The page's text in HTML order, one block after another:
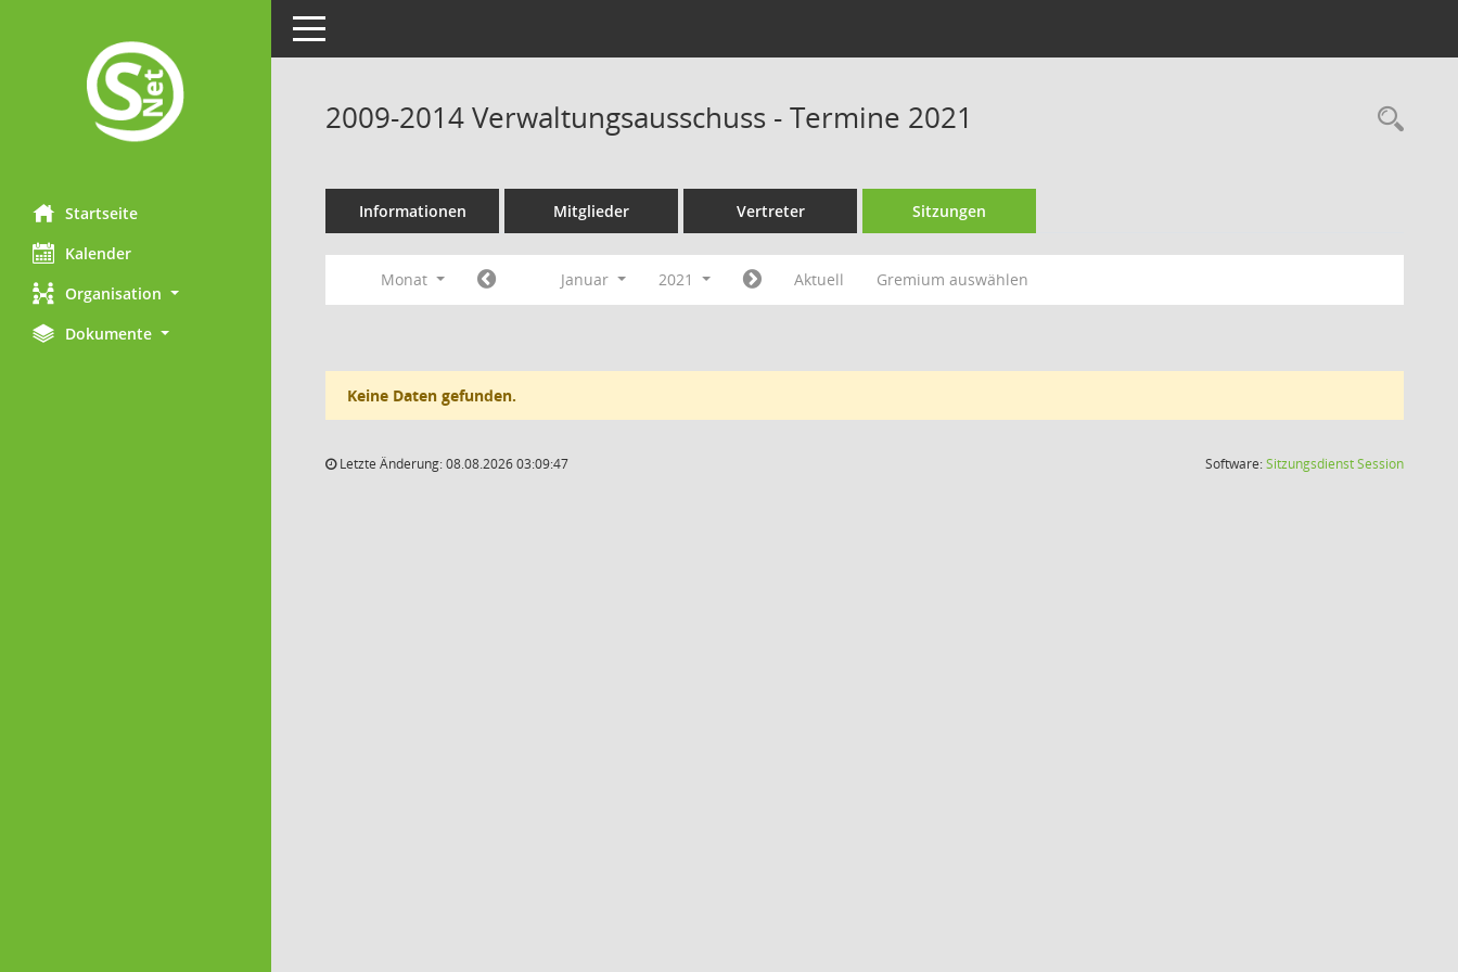
Startseite
Kalender
Organisation
Dokumente
Toggle navigation
2009-2014 Verwaltungsausschuss - Termine 2021
Informationen Mitglieder Vertreter Sitzungen
Monat Januar 2021 Aktuell Gremium auswählen
Keine Daten gefunden.
Letzte Änderung: 08.08.2026 03:09:47 Software:SitzungsdienstSession(Wird in